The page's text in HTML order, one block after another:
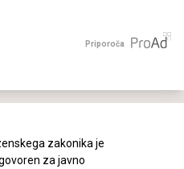
Priporoča
zakonika je
za javno